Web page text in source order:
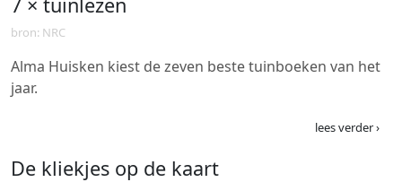
bron: NRC
Alma Huisken kiest de zeven beste tuinboeken van het
jaar.
lees verder ›
De kliekjes op de kaart